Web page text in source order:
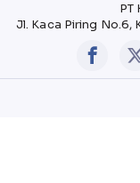
PT
Jl. Kaca Piring No.6,